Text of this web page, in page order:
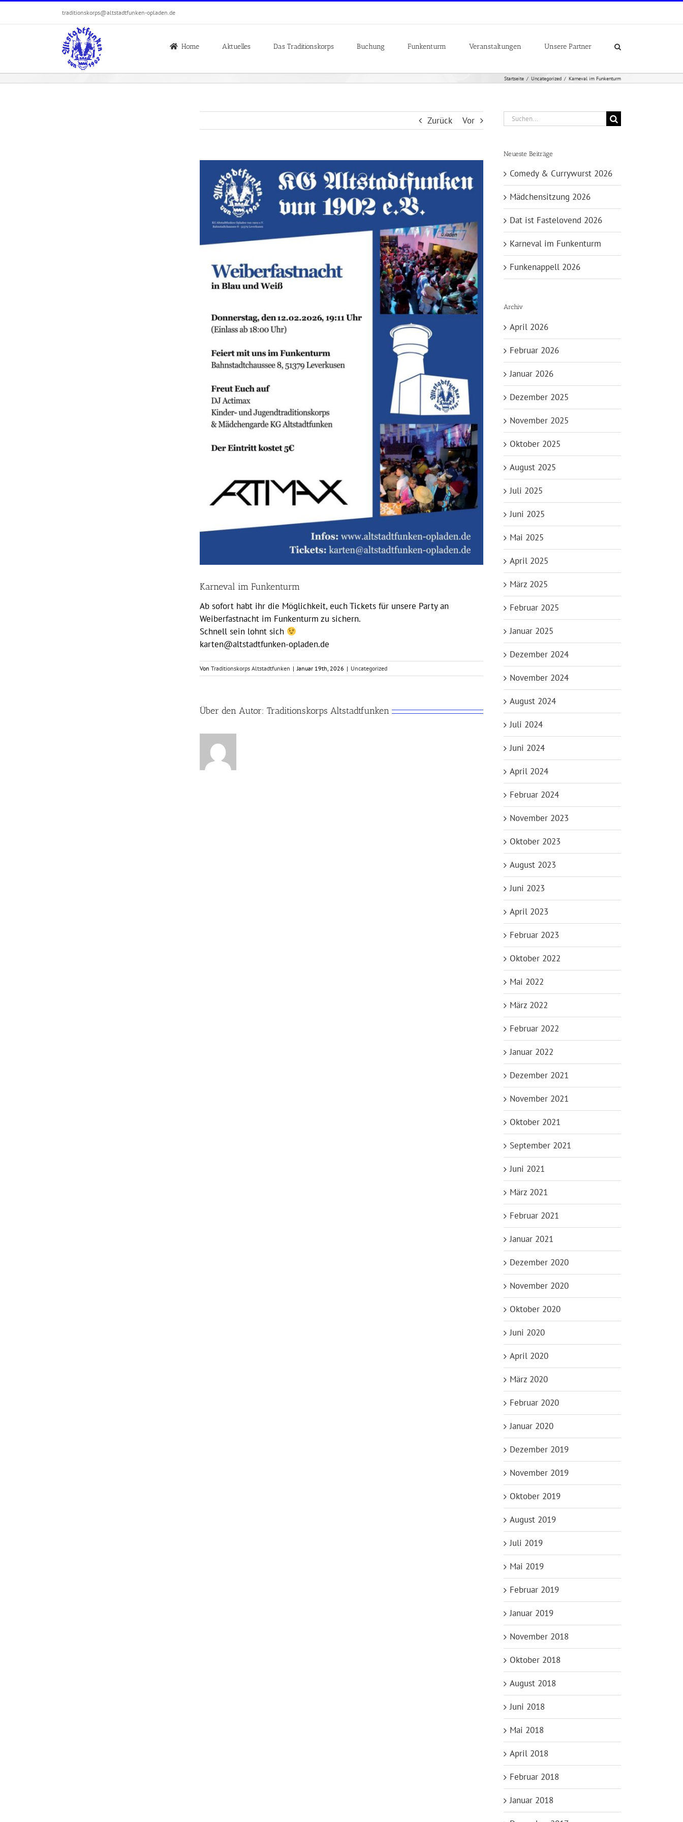
traditionskorps@altstadtfunken-opladen.de
Home Aktuelles Das Traditionskorps Buchung Funkenturm Veranstaltungen Unsere Partner
Startseite Uncategorized Karneval im Funkenturm
Zurück Vor
grösseres
Bild
Karneval im Funkenturm
Ab sofort habt ihr die Möglichkeit, euch Tickets für unsere Party an
Weiberfastnacht im Funkenturm zu sichern.
Schnell sein lohnt sich
karten@altstadtfunken-opladen.de
Von Traditionskorps Altstadtfunken | Januar 19th, 2026 | Uncategorized
Über den Autor: Traditionskorps Altstadtfunken
Suche
nach:
Neueste Beiträge
Comedy & Currywurst 2026
Mädchensitzung 2026
Dat ist Fastelovend 2026
Karneval im Funkenturm
Funkenappell 2026
Archiv
April 2026
Februar 2026
Januar 2026
Dezember 2025
November 2025
Oktober 2025
August 2025
Juli 2025
Juni 2025
Mai 2025
April 2025
März 2025
Februar 2025
Januar 2025
Dezember 2024
November 2024
August 2024
Juli 2024
Juni 2024
April 2024
Februar 2024
November 2023
Oktober 2023
August 2023
Juni 2023
April 2023
Februar 2023
Oktober 2022
Mai 2022
März 2022
Februar 2022
Januar 2022
Dezember 2021
November 2021
Oktober 2021
September 2021
Juni 2021
März 2021
Februar 2021
Januar 2021
Dezember 2020
November 2020
Oktober 2020
Juni 2020
April 2020
März 2020
Februar 2020
Januar 2020
Dezember 2019
November 2019
Oktober 2019
August 2019
Juli 2019
Mai 2019
Februar 2019
Januar 2019
November 2018
Oktober 2018
August 2018
Juni 2018
Mai 2018
April 2018
Februar 2018
Januar 2018